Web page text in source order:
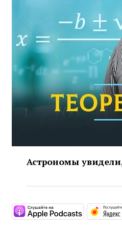
Астрономы
https://